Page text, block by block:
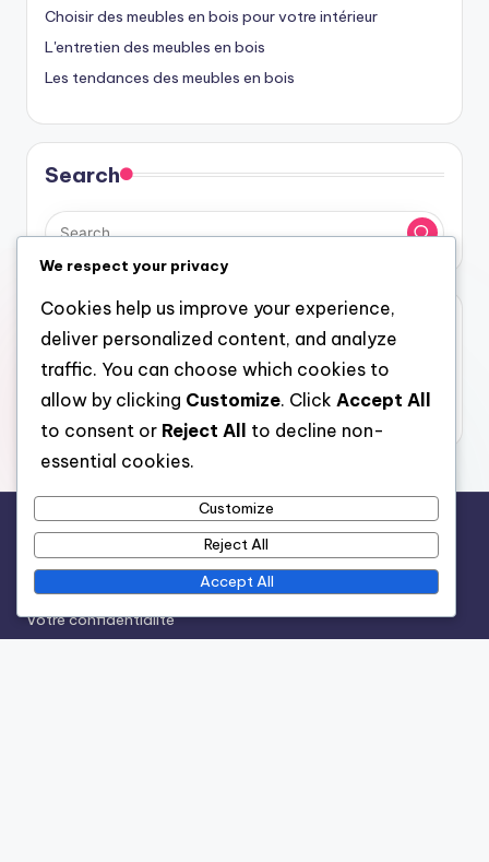
Choisir des meubles en bois pour votre intérieur
L'entretien des meubles en bois
Les tendances des meubles en bois
Search
Archives
December 2025
November 2025
Conditions d’utilisation
Votre confidentialité
We respect your privacy
Cookies help us improve your experience,
deliver personalized content, and analyze
traffic. You can choose which cookies to
allow by clicking Customize. Click Accept All
to consent or Reject All
to decline non-
essential cookies.
Customize
Reject All
Accept All